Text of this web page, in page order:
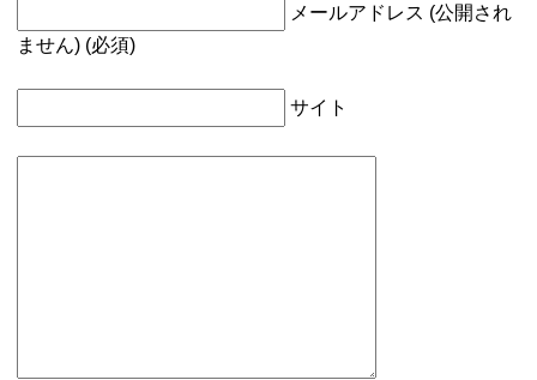
メールアドレス (公開され
ません) (必須)
サイト